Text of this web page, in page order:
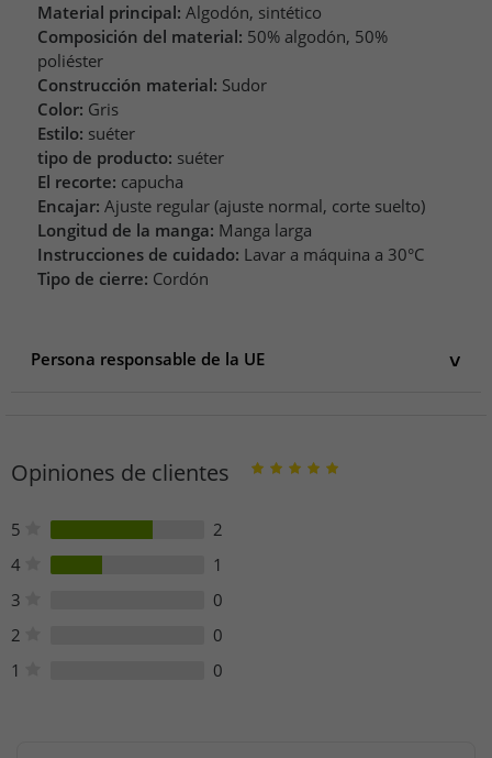
Material principal: Algodón, sintético
Composición del material: 50% algodón, 50%
poliéster
Construcción material: Sudor
Color: Gris
Estilo: suéter
tipo de producto: suéter
El recorte: capucha
Encajar: Ajuste regular (ajuste normal, corte suelto)
Longitud de la manga: Manga larga
Instrucciones de cuidado: Lavar a máquina a 30°C
Tipo de cierre: Cordón
Persona responsable de la UE
10787 Berlin
bestellung@elevateclo.com
Opiniones de clientes
5
2
4
1
3
0
2
0
1
0